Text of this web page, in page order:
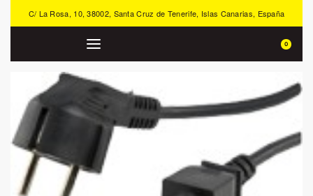
C/ La Rosa, 10, 38002, Santa Cruz de Tenerife, Islas Canarias, España
0